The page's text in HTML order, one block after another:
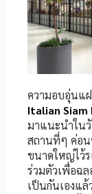
ความอบอุ่นแ
Italian Siam
มาแนะนำใน
สถานที่ๆ ค่อน
ขนาดใหญ่ไว้
ร่วมตัวเพื่อฉล
เป็นกันเองแ